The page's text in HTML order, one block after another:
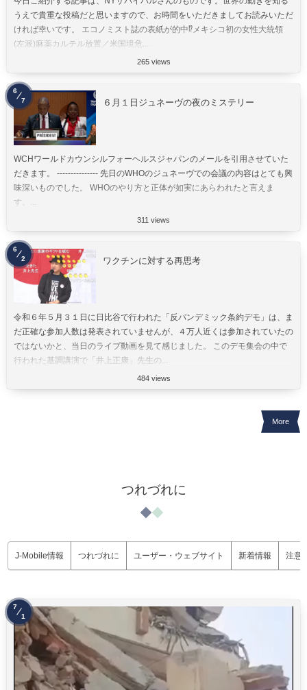
うえで貴重な投稿だと思いますので、お時間をいただきましてお読みいただ
ければ幸いです。 エコノミスト誌の表紙が的中⁉︎メキシコ初の女性大統領
(左派)麻薬カルテル放置／米国境危...
265 views
６月１日ジュネーヴの夜のミステリー
WCHワールドカウンシルフォーヘルスジャパンのメールを引用させていた
だきます。 --------------- 先日のWHOのジュネーヴでの会議の内容はとても興
味深いものでした。 WHOのやり方と正体が如実にあらわれたと言えま
す。...
311 views
6
7
ワクチンに対する再思考
令和６年５月３１日に日比谷で行われた「反パンデミック条約デモ」は、ま
だ正確な参加人数は発表されていませんが、４万人近くは参加されていたの
ではないかと、当日のライブ動画を見て感じました。 このデモ集会の中で
行われた基調講演で「井上正康」先生の...
484 views
6
2
More
つれづれに
J-Mobile情報 つれづれに ユーザー・ウェブサイト 新着情報 注意
7
1